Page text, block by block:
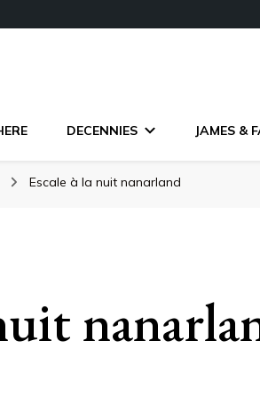
DECENNIES JAMES &
Escale à la nuit nanarland